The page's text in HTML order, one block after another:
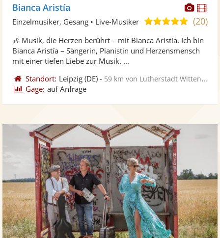
Fotos
Bianca Aristía
5,0
5
(20)
Einzelmusiker, Gesang • Live-Musiker
🎶 Musik, die Herzen berührt – mit Bianca Aristía. Ich bin
Bianca Aristía – Sängerin, Pianistin und Herzensmensch
mit einer tiefen Liebe zur Musik. ...
Standort: Leipzig (DE) - 59 km von Lutherstadt Wittenberg
Gage: auf Anfrage